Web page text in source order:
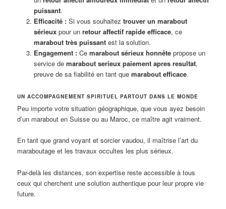
puissant.
Efficacité :Si vous souhaitez trouver un marabout
sérieuxpour un retour affectif rapide efficace, ce
marabout très puissantest la solution.
Engagement :Ce marabout sérieux honnêtepropose un
service de marabout serieux paiement apres resultat,
preuve de sa fiabilité en tant que marabout efficace.
UN ACCOMPAGNEMENT SPIRITUEL PARTOUT DANS LE MONDE
Peu importe votre situation géographique, que vous ayez besoin
d’un marabout en Suisse ou au Maroc, ce maître agit vraiment.
En tant que grand voyant et sorcier vaudou, il maîtrise l’art du
maraboutage et les travaux occultes les plus sérieux.
Par-delà les distances, son expertise reste accessible à tous
ceux qui cherchent une solution authentique pour leur propre vie
future.